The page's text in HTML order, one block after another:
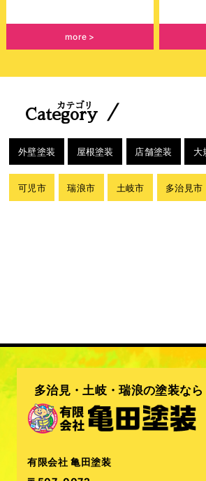
more
カテゴリ
Category ／
外壁塗装 屋根塗装 店舗塗装 大
可児市 瑞浪市 土岐市 多治見市
多治見・土岐・瑞浪の塗装なら
有限会社 亀田塗装